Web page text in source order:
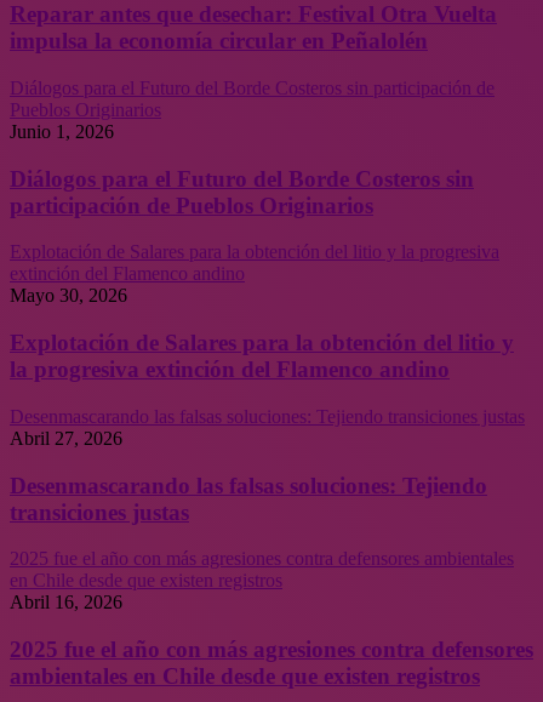
Reparar antes que desechar: Festival Otra Vuelta
impulsa la economía circular en Peñalolén
Diálogos para el Futuro del Borde Costeros sin participación de
Pueblos Originarios
Junio 1, 2026
Diálogos para el Futuro del Borde Costeros sin
participación de Pueblos Originarios
Explotación de Salares para la obtención del litio y la progresiva
extinción del Flamenco andino
Mayo 30, 2026
Explotación de Salares para la obtención del litio y
la progresiva extinción del Flamenco andino
Desenmascarando las falsas soluciones: Tejiendo transiciones justas
Abril 27, 2026
Desenmascarando las falsas soluciones: Tejiendo
transiciones justas
2025 fue el año con más agresiones contra defensores ambientales
en Chile desde que existen registros
Abril 16, 2026
2025 fue el año con más agresiones contra defensores
ambientales en Chile desde que existen registros